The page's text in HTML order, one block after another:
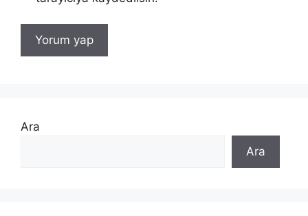
Ara
Ara